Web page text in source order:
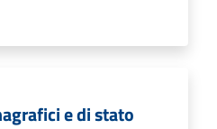
e di stato